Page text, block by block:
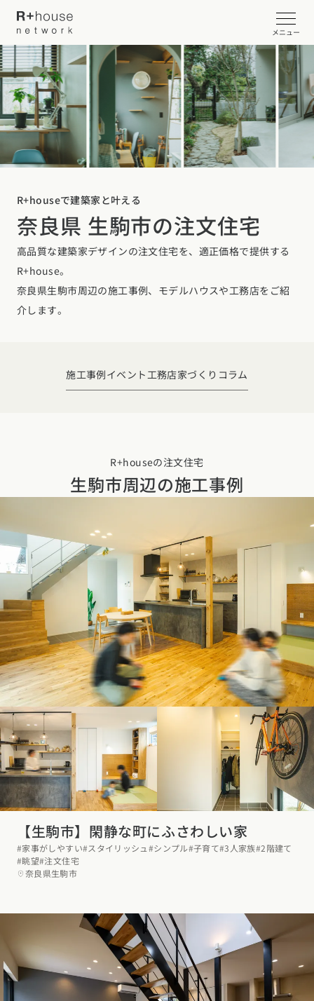
メニュー
イベント・見学会を探す
カタログ請求する
近くの工務店に相談する
R+houseについて
R+houseについて
性能
全国の工務店を探す
北海道・東北エリア
北海道
東京都神奈川県埼玉県 千葉県茨城県 栃木県 群馬県
愛知県岐阜県静岡県三重県
大阪府兵庫県京都府滋賀県奈良県和歌山県
中国エリア
広島県 岡山県鳥取県島根県山口県
四国エリア
香川県徳島県愛媛県高知県
九州・沖縄エリア
福岡県佐賀県 長崎県熊本県 宮崎県鹿児島県
沖縄県
施工事例
2階建て
フォトギャラリー
設計した建築家の想い
R+houseの間取り
ルームツアー
注文住宅の基礎知識
設備・性能
お金と住まい
周辺環境
間取りのヒント
施工事例
スタイルのヒント
デザインのヒント
ニュースレター
デザインコンテスト
北海道・東北エリア
青森県岩手県宮城県秋田県山形県福島県
東京都神奈川県埼玉県 千葉県茨城県 栃木県群馬県
甲信越・北陸エリア
新潟県 富山県 石川県福井県山梨県長野県
東海エリア
愛知県岐阜県 静岡県三重県
関西エリア
大阪府兵庫県 京都府滋賀県 和歌山県
中国エリア
広島県岡山県鳥取県島根県
四国エリア
香川県徳島県
佐賀県長崎県 熊本県大分県
鹿児島県
チェックポイントがわかる！
R+houseで建築家と叶える
奈良県 生駒市の注文住宅
高品質な建築家デザインの注文住宅を、適正価格で提供する
R+house。
奈良県生駒市周辺の施工事例、モデルハウスや工務店をご紹
介します。
施工事例イベント工務店家づくりコラム
R+houseの注文住宅
生駒市周辺の施工事例
【生駒市】閑静な町にふさわしい家
#家事がしやすい#スタイリッシュ #シンプル#子育て#3人家族#2階建て
#眺望#注文住宅
奈良県生駒市